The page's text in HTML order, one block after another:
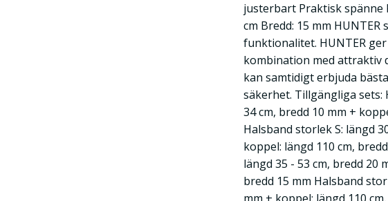
justerbart Praktisk spänne
cm Bredd: 15 mm
funktionalitet. HUNTER
kombination med attraktiv
kan samtidigt erbjuda
säkerhet. Tillgängliga sets:
34 cm, bredd 10 mm +
Halsband storlek S: längd
koppel: längd 110 cm,
längd 35 - 53 cm, bredd 20
bredd 15 mm Halsband